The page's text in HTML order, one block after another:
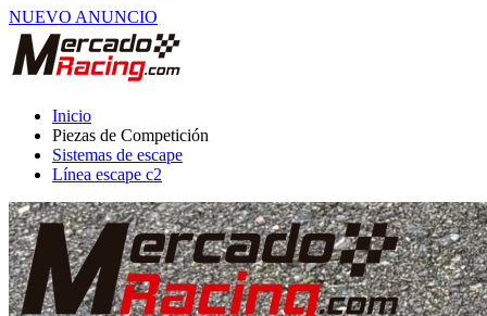
Piezas de Competición
Sistemas de escape
Línea escape c2